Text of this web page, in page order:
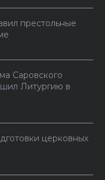
престольные
Саровского
Литургию в
церковных